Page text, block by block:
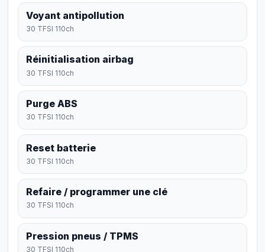
Voyant antipollution
30 TFSI 110ch
Réinitialisation airbag
30 TFSI 110ch
Purge ABS
30 TFSI 110ch
Reset batterie
30 TFSI 110ch
Refaire / programmer une clé
30 TFSI 110ch
Pression pneus / TPMS
30 TFSI 110ch